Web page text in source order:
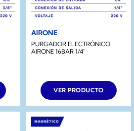
AIRONE
PURGADOR ELECTRÓNICO
AIRONE 16BAR 1/4″
VER PRODUCTO